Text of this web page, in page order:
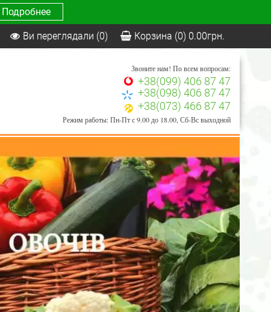
Подробнее
Ви переглядали (0) Корзина (0) 0.00грн.
Звоните нам! По всем вопросам:
+38(099) 406 87 47
+38(098) 406 87 47
+38(073) 466 87 47
Режим работы: Пн-Пт с 9.00 до 18.00, Сб-Вс выходной